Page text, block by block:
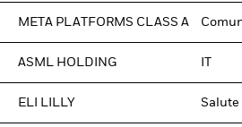
META PLATFORMS CLASS A
ASML HOLDING
ELI LILLY Salute